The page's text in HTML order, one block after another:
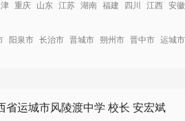
重庆 山东 江苏 湖南 福建 四川 江西 安徽
阳泉市 长治市 晋城市 朔州市 晋中市 运城市
省运城市风陵渡中学 校长 安宏斌